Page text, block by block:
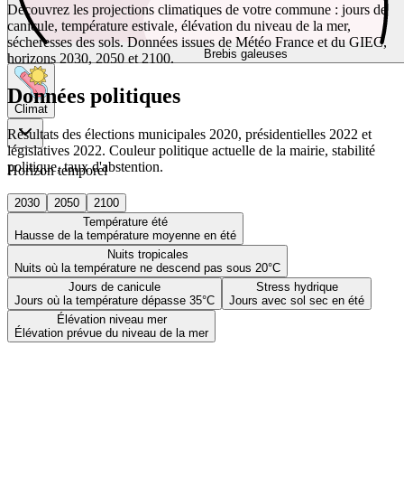
Brebis galeuses
Climat
Horizon temporel
2030 2050
2100
Température été
Hausse de la température moyenne en été
Nuits tropicales
Nuits où la température ne descend pas sous 20°C
Jours de canicule
Jours où la température dépasse 35°C
Stress hydrique
Jours avec sol sec en été
Élévation niveau mer
Élévation prévue du niveau de la mer
Découvrez les projections climatiques de votre commune : jours de
canicule, température estivale, élévation du niveau de la mer,
sécheresses des sols. Données issues de Météo France et du GIEC,
horizons 2030, 2050 et 2100.
Données politiques
Résultats des élections municipales 2020, présidentielles 2022 et
législatives 2022. Couleur politique actuelle de la mairie, stabilité
politique, taux d'abstention.